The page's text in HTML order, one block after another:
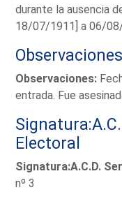
durante la ausencia
18/07/1911] a 06/
Observaciones
Observaciones:
entrada. Fue
Electoral
Signatura:A.C.D.
nº 3